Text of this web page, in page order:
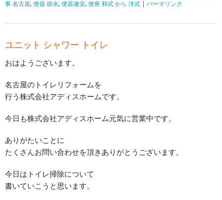
事 名古屋, 便器 節水, 便器激安, 便座 和式 から 洋式 パーマリンク
ユニット シャワー トイレ
おはようございます。
名古屋のトイレリフォームを
行う株式会社アディスホームです。
今日も株式会社アディスホーム元気に営業中です。
ありがたいことに
たくさんお問い合わせを頂きありがとうございます。
今日はトイレ掃除について
書いていこうと思います。